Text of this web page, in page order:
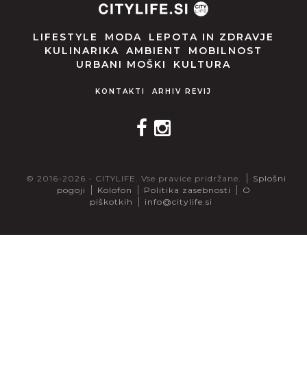
LIFESTYLE MODA
LEPOTA IN ZDRAVJE
KULINARIKA
AMBIENT
MOBILNOST
URBANI MOŠKI
KULTURA
KONTAKTI ARHIV REVIJ
© 2016-2026 - CITYLIFE. Vse pravice pridržane.
Splošni
pogoji
Kolofon Politika zasebnosti
O
piškotkih
info@citylife.si